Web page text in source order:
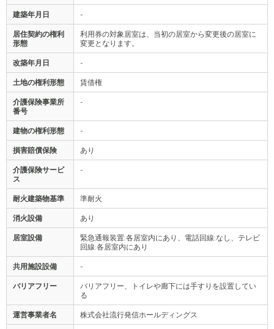
建築年月日 -
居住契約の権利
形態
利用券の対象居室は、当初の居室から変更後の居室に
変更となります。
改築年月日 -
土地の権利形態 賃借権
介護保険事業所
番号
-
建物の権利形態 -
損害賠償保険 あり
介護保険サービ
ス
-
耐火建築物基準 準耐火
消火設備 あり
居室設備
緊急通報装置:各居室内にあり、電話回線:なし、テレビ
回線:各居室内にあり
共用施設設備 -
バリアフリー
バリアフリー、トイレや廊下には手すりを設置してい
る
運営事業者名 株式会社流行発信ホールディングス